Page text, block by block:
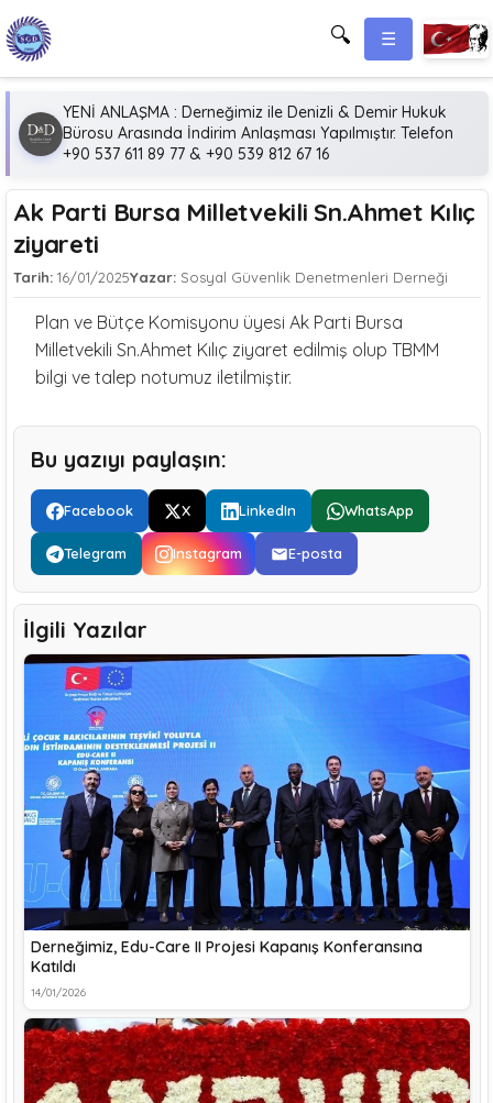
🔍 ☰
YENİ ANLAŞMA : Derneğimiz ile Denizli & Demir Hukuk
Bürosu Arasında İndirim Anlaşması Yapılmıştır. Telefon
+90 537 611 89 77 & +90 539 812 67 16
Ak Parti Bursa Milletvekili Sn.Ahmet Kılıç
ziyareti
Tarih: 16/01/2025Yazar:Sosyal Güvenlik Denetmenleri Derneği
Plan ve Bütçe Komisyonu üyesi Ak Parti Bursa
Milletvekili Sn.Ahmet Kılıç ziyaret edilmiş olup TBMM
bilgi ve talep notumuz iletilmiştir.
Bu yazıyı paylaşın:
Facebook X LinkedIn WhatsApp
Telegram Instagram E-posta
İlgili Yazılar
Derneğimiz, Edu-Care II Projesi Kapanış Konferansına
Katıldı
14/01/2026